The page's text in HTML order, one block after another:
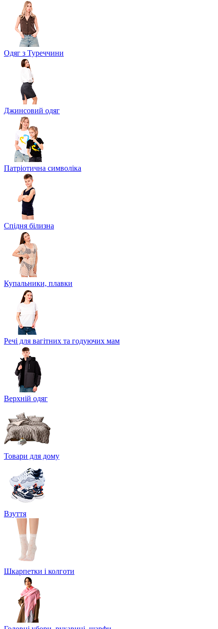
Одяг з Туреччини
Джинсовий одяг
Патріотична символіка
Спідня білизна
Купальники, плавки
Речі для вагітних та годуючих мам
Верхній одяг
Товари для дому
Взуття
Шкарпетки і колготи